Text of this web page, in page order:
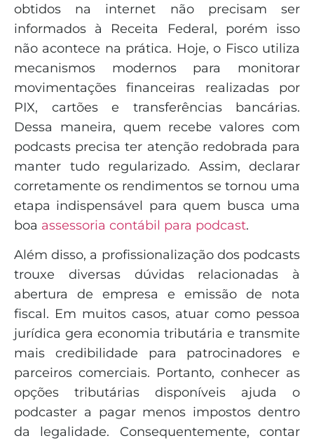
obtidos na internet não precisam ser
informados à Receita Federal, porém isso
não acontece na prática. Hoje, o Fisco utiliza
mecanismos modernos para monitorar
movimentações financeiras realizadas por
PIX, cartões e transferências bancárias.
Dessa maneira, quem recebe valores com
podcasts precisa ter atenção redobrada para
manter tudo regularizado. Assim, declarar
corretamente os rendimentos se tornou uma
etapa indispensável para quem busca uma
boa assessoria contábil para podcast.
Além disso, a profissionalização dos podcasts
trouxe diversas dúvidas relacionadas à
abertura de empresa e emissão de nota
fiscal. Em muitos casos, atuar como pessoa
jurídica gera economia tributária e transmite
mais credibilidade para patrocinadores e
parceiros comerciais. Portanto, conhecer as
opções tributárias disponíveis ajuda o
podcaster a pagar menos impostos dentro
da legalidade. Consequentemente, contar